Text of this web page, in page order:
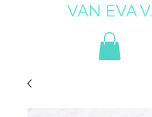
VAN EVA V.